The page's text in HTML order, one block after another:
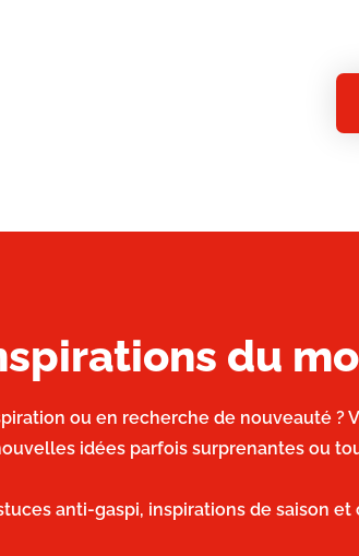
du
ou en recherche de nouveauté ?
idées parfois surprenantes ou
anti-gaspi, inspirations de saison